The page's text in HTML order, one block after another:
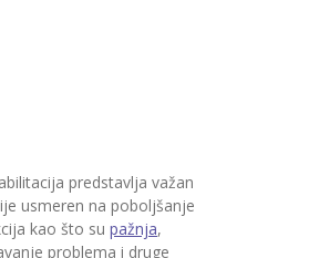
predstavlja važan
usmeren na poboljšanje
kao što su pažnja,
problema i druge